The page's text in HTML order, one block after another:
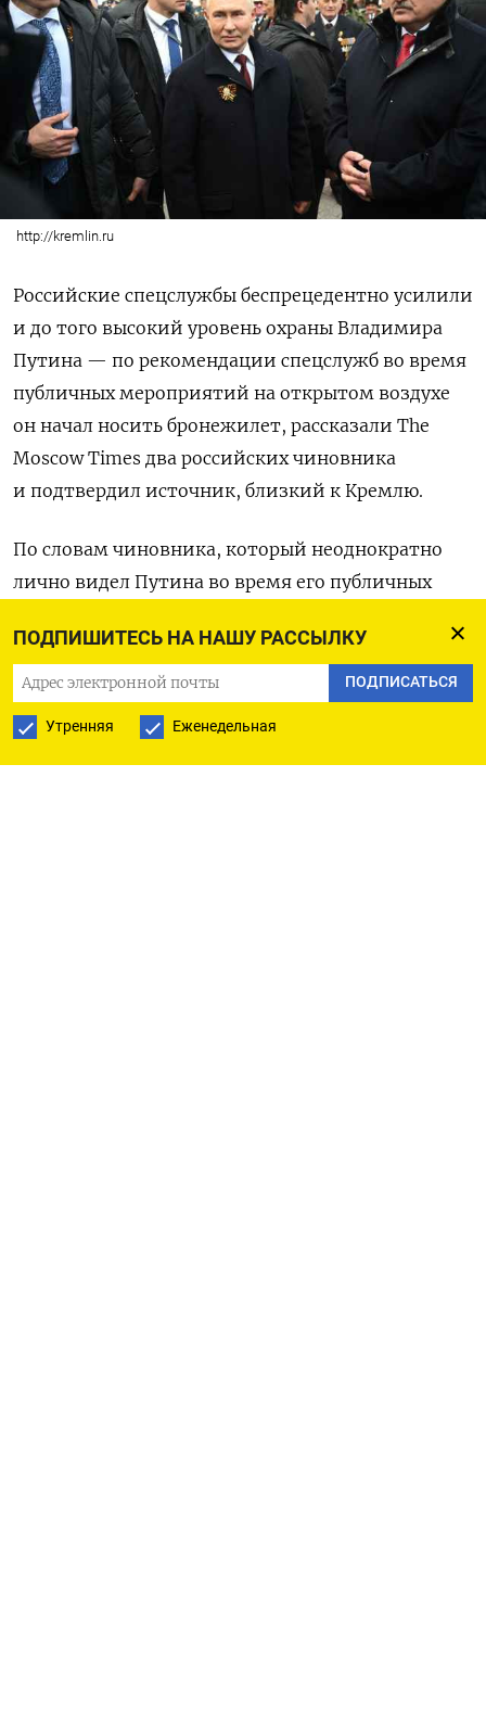
ПОДПИШИТЕСЬ НА НАШУ РАССЫЛКУ
ПОДПИСАТЬСЯ
Утренняя Еженедельная
http://kremlin.ru
Российские спецслужбы беспрецедентно усилили
и до того высокий уровень охраны Владимира
Путина — по рекомендации спецслужб во время
публичных мероприятий на открытом воздухе
он начал носить бронежилет, рассказали The
Moscow Times два российских чиновника
и подтвердил источник, близкий к Кремлю.
По словам чиновника, который неоднократно
лично видел Путина во время его публичных
в 2023 году по рекомендации Федеральной
службы охраны и Службы безопасности
президента.
«В этом году 9 мая во время парада начальник